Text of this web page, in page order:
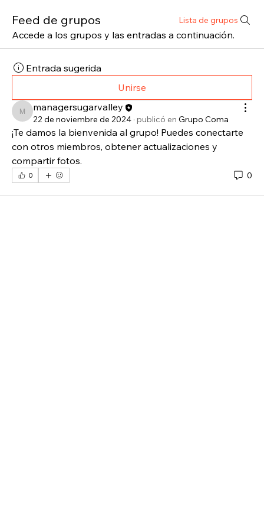
Feed de grupos Lista de grupos
Accede a los grupos y las entradas a continuación.
Entrada sugerida
Unirse
managersugarvalley
managersugarvalley
22 de noviembre de 2024 · publicó en Grupo Coma
¡Te damos la bienvenida al grupo! Puedes conectarte
con otros miembros, obtener actualizaciones y
compartir fotos.
0 0